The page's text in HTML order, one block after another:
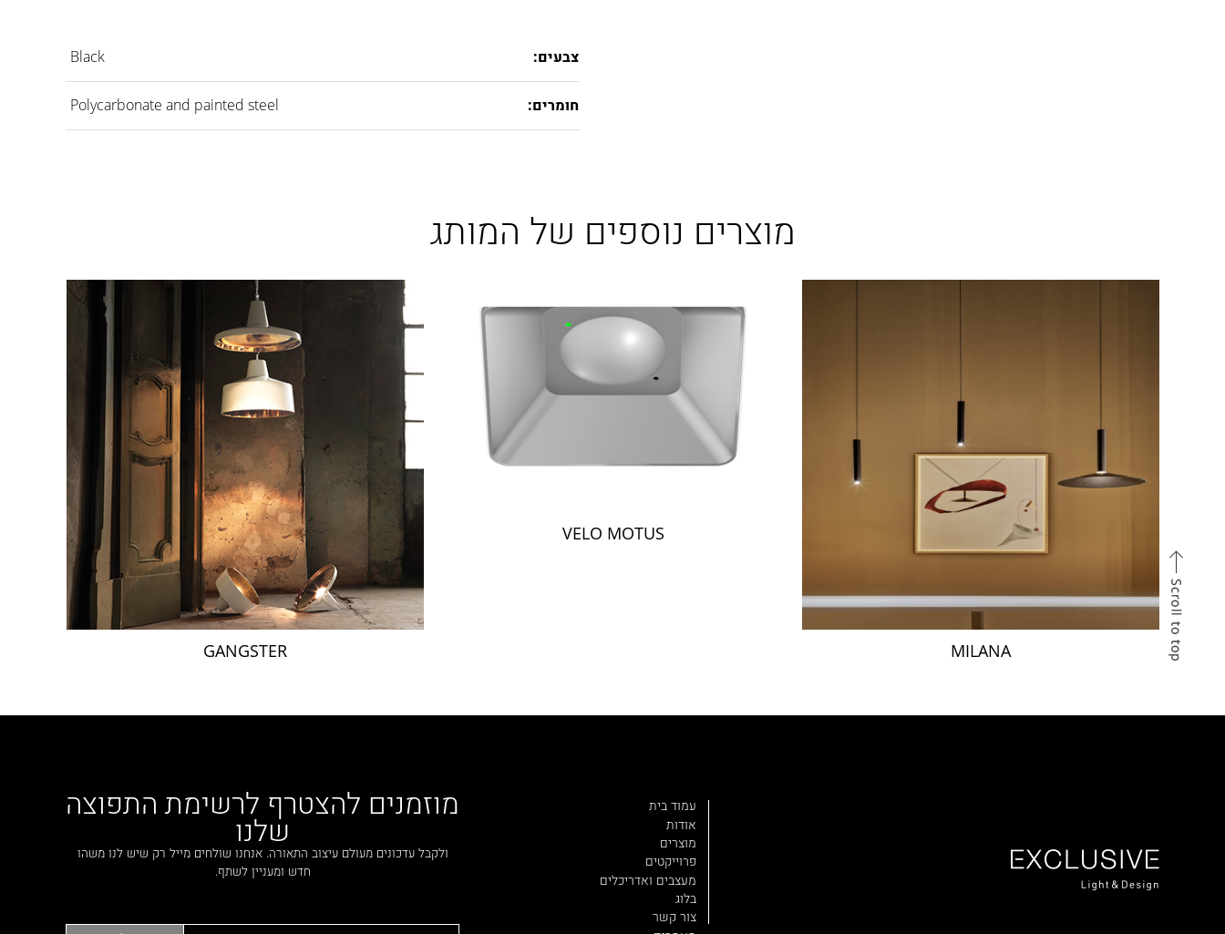
צבעים: Black
חומרים: Polycarbonate and painted steel
מוצרים נוספים של המותג
MILANA
VELO MOTUS
GANGSTER
מוזמנים להצטרף לרשימת התפוצה
שלנו
ולקבל עדכונים מעולם עיצוב התאורה. אנחנו שולחים מייל רק שיש לנו משהו
חדש ומעניין לשתף.
עמוד בית
אודות
מוצרים
פרוייקטים
מעצבים ואדריכלים
בלוג
צור קשר